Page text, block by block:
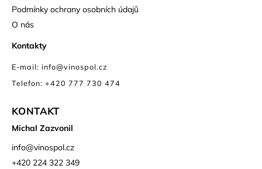
Podmínky ochrany osobních údajů
O nás
Kontakty
E-mail: info@vinospol.cz
Telefon: +420 777 730 474
KONTAKT
Michal Zazvonil
info@vinospol.cz
+420 224 322 349